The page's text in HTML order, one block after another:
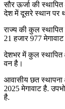
सौर ऊर्जा की
देश में दूसरे स्थान पर
राज्य की कुल स्थापित
21 हजार 977
देशभर में कुल स्थापित
वन है।
आवासीय छत स्थापना
2025 मेगावाट है.
है.